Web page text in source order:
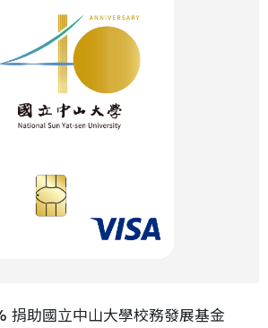
捐助國立中山大學校務發展基金